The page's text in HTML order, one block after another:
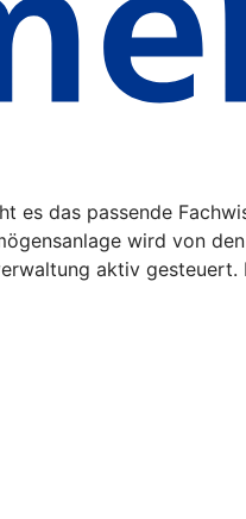
es das passende
wird von
aktiv gesteuert.